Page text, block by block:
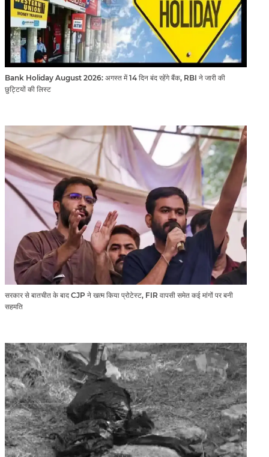
Bank Holiday August 2026: अगस्त में 14 दिन बंद रहेंगे बैंक, RBI ने जारी की
छुट्टियों की लिस्ट​​​​​​​
सरकार से बातचीत के बाद CJP ने खत्म किया प्रोटेस्ट, FIR वापसी समेत कई मांगों पर बनी
सहमति